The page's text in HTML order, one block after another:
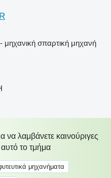
μηχανική σπαρτική μηχανή
να λαμβάνετε καινούριγες
το τμήμα
μηχανήματα